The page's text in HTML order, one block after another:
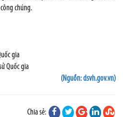
chúng.
gia
Quốc gia
(Nguồn: dsvh.gov.vn)
Chia sẻ: